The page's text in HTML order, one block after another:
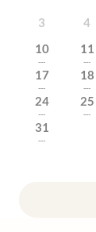
3
4
10
---
11
---
17
---
18
---
24
---
25
---
31
---